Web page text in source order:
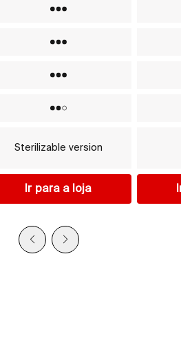
Sterilizable version
Ir para a loja